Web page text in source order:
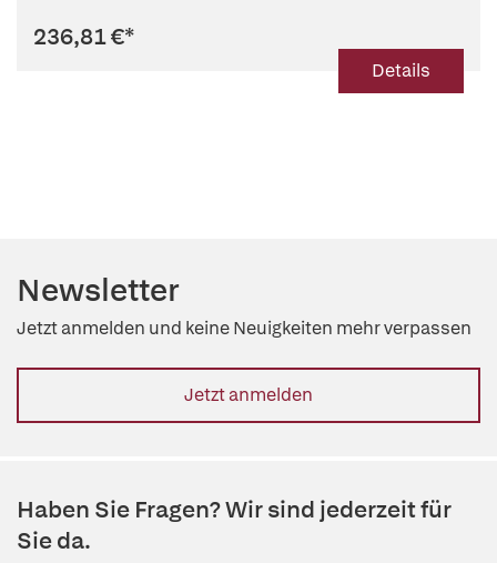
236,81 €*
Details
Newsletter
Jetzt anmelden und keine Neuigkeiten mehr verpassen
Jetzt anmelden
Haben Sie Fragen? Wir sind jederzeit für
Sie da.